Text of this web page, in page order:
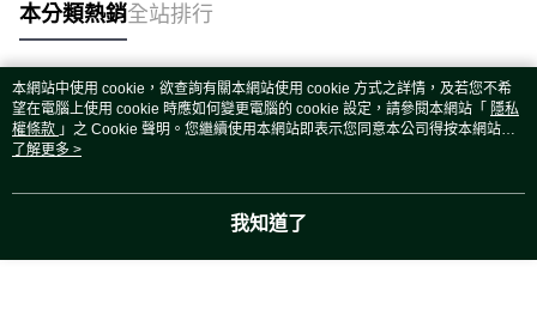
本分類熱銷全站排行
熱門標籤
本網站中使用 cookie，欲查詢有關本網站使用 cookie 方式之詳情，及若您不希
望在電腦上使用 cookie 時應如何變更電腦的 cookie 設定，請參閱本網站「 隱私
權條款 」之 Cookie 聲明。您繼續使用本網站即表示您同意本公司得按本網站使
用條款之 Cookie 聲明使用 cookie。
了解更多 >
我知道了